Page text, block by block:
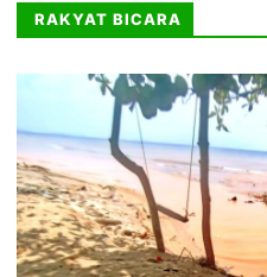
RAKYAT BICARA